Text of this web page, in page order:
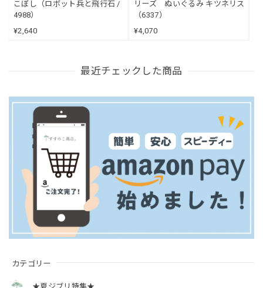
カテゴリー
こぼし（ロボット兵と飛行石 /
4988）
¥2,640
リーズ ぬいぐるみ キツネリス
（6337）
¥4,070
最近チェックした商品